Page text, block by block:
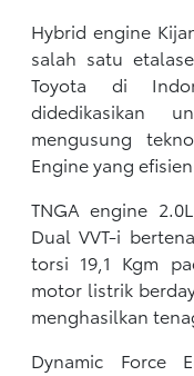
Hybrid engine
salah satu
Toyota di
didedikasikan
mengusung
Engine yang
TNGA engine
Dual VVT-i
torsi 19,1 Kgm
motor listrik
menghasilkan
Dynamic Force